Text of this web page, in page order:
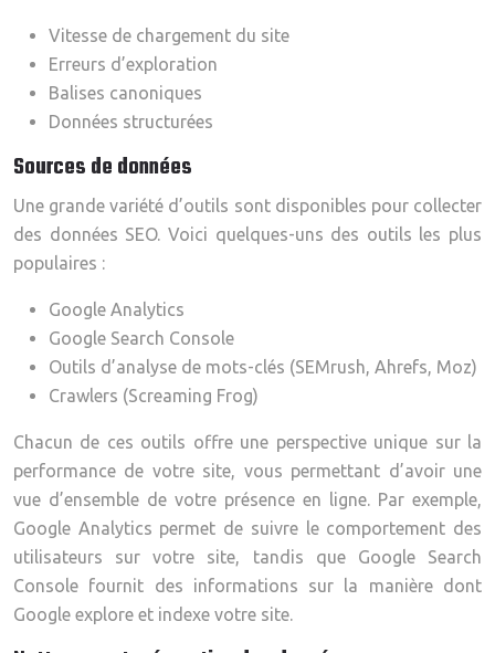
Vitesse de chargement du site
Erreurs d’exploration
Balises canoniques
Données structurées
Sources de données
Une grande variété d’outils sont disponibles pour collecter
des données SEO. Voici quelques-uns des outils les plus
populaires :
Google Analytics
Google Search Console
Outils d’analyse de mots-clés (SEMrush, Ahrefs, Moz)
Crawlers (Screaming Frog)
Chacun de ces outils offre une perspective unique sur la
performance de votre site, vous permettant d’avoir une
vue d’ensemble de votre présence en ligne. Par exemple,
Google Analytics permet de suivre le comportement des
utilisateurs sur votre site, tandis que Google Search
Console fournit des informations sur la manière dont
Google explore et indexe votre site.